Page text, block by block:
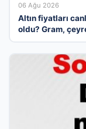
06 Ağu 2026
Altın fiyatları
oldu? Gram,